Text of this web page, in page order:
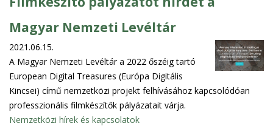
Magyar Nemzeti Levéltár
2021.06.15.
A Magyar Nemzeti Levéltár a 2022 őszéig tartó
European Digital Treasures (Európa Digitális
Kincsei) című nemzetközi projekt felhívásához kapcsolódóan
professzionális filmkészítők pályázatait várja.
Nemzetközi hírek és kapcsolatok